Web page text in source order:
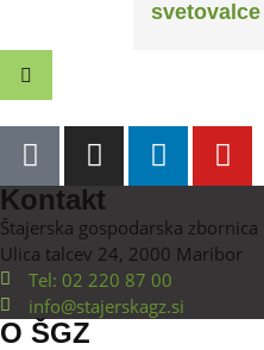
Kontakt
Štajerska gospodarska zbornica
Ulica talcev 24, 2000 Maribor
Tel: 02 220 87 00
info@stajerskagz.si
O ŠGZ